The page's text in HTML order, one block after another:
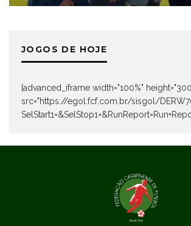
JOGOS DE HOJE
[advanced_iframe width="100%"
src="https://egol.fcf.com.br/sisgol/